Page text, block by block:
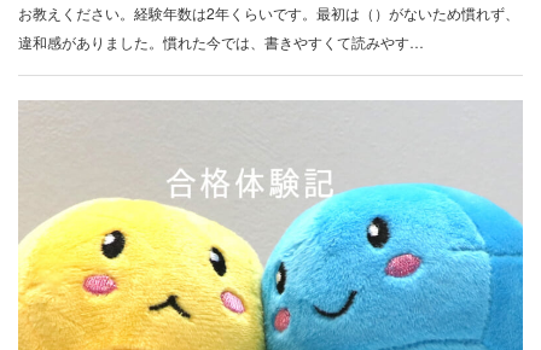
お教えください。経験年数は2年くらいです。最初は（）がないため慣れず、
違和感がありました。慣れた今では、書きやすくて読みやす…